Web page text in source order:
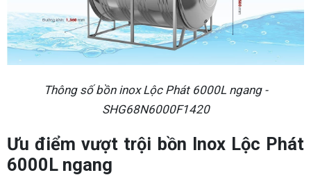
Thông số bồn inox Lộc Phát 6000L ngang -
SHG68N6000F1420
Ưu điểm vượt trội bồn Inox Lộc Phát
6000L ngang